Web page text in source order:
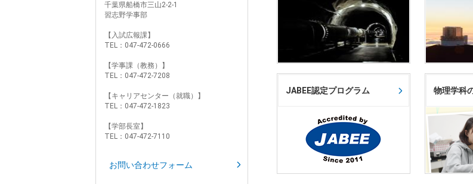
JABEE認定プログラム 物理学科
千葉県船橋市三山2-2-1
習志野学事部
【入試広報課】
TEL：047-472-0666
【学事課（教務）】
TEL：047-472-7208
【キャリアセンター（就職）】
TEL：047-472-1823
【学部長室】
TEL：047-472-7110
お問い合わせフォーム